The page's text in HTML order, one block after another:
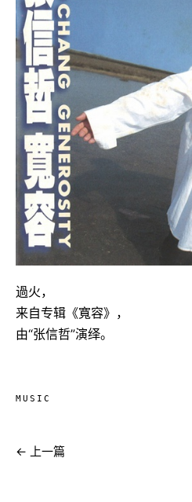
過火，
来自专辑《寬容》，
由“张信哲”演绎。
MUSIC
← 上一篇